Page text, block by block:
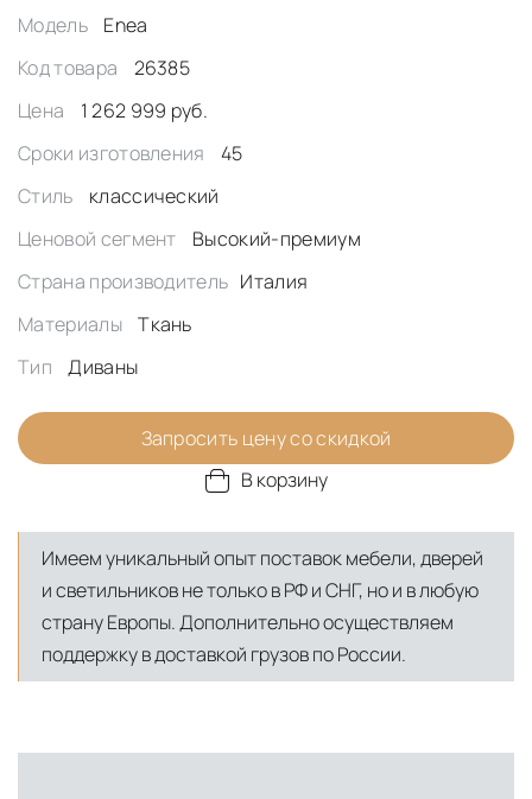
Модель
Enea
Код товара
26385
Цена
1 262 999 руб.
Сроки изготовления
45
Стиль
классический
Ценовой сегмент
Высокий-премиум
Страна производитель Италия
Материалы
Ткань
Тип
Диваны
Запросить цену со скидкой
В корзину
Имеем уникальный опыт поставок мебели, дверей
и светильников не только в РФ и СНГ, но и в любую
страну Европы. Дополнительно осуществляем
поддержку в доставкой грузов по России.